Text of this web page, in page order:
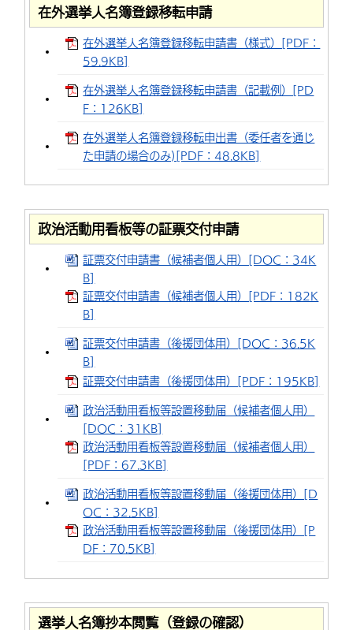
言語を選択
英語（English） 中国語（簡体字）
中国語（繁体字） 韓国語（한국어）
組織案内
福祉・介護 健康・予防
住宅・インフラ
入札・契約 産業・雇用
農林水産業 税金
子育て・教育
子どもを預ける
相談・支援・情報
観光・移住
遊ぶ・体験する
買う・おみやげ 四季のイベント・祭り
中津市について
地方創生・地域活性化 広報・広聴
在外選挙人名簿登録移転申請
在外選挙人名簿登録移転申請書（様式）[PDF：
59.9KB]
在外選挙人名簿登録移転申請書（記載例）[PD
F：126KB]
在外選挙人名簿登録移転申出書（委任者を通じ
た申請の場合のみ)[PDF：48.8KB]
政治活動用看板等の証票交付申請
証票交付申請書（候補者個人用）[DOC：34K
B]
証票交付申請書（候補者個人用）[PDF：182K
B]
証票交付申請書（後援団体用）[DOC：36.5K
B]
証票交付申請書（後援団体用）[PDF：195KB]
政治活動用看板等設置移動届（候補者個人用）
[DOC：31KB]
政治活動用看板等設置移動届（候補者個人用）
[PDF：67.3KB]
政治活動用看板等設置移動届（後援団体用）[D
OC：32.5KB]
政治活動用看板等設置移動届（後援団体用）[P
DF：70.5KB]
選挙人名簿抄本閲覧（登録の確認）